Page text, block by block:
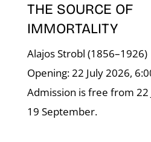
THE SOURCE OF
IMMORTALITY
Alajos Strobl (1856–1926)
Opening: 22 July 2026,
Admission is free from 22
19 September.